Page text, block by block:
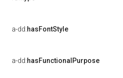
a-dd:hasFontStyle
a-dd:hasFunctionalPurpose